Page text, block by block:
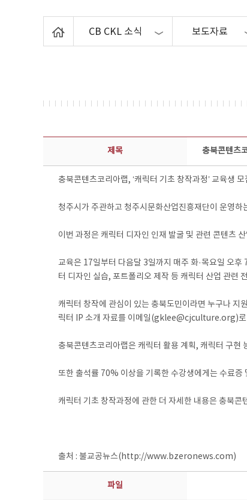
CB CKL 소식 보도자료
보도자료 상세보기 - 제목, 담당부서, 담당자, 담당연락처, 내용, 첨부파일 정보 제공
제목 충북콘텐츠
충북콘텐츠코리아랩, ‘캐릭터 기초 창작과정’ 교육생 모
청주시가 주관하고 청주시문화산업진흥재단이 운영하
이번 과정은 캐릭터 디자인 인재 발굴 및 관련 콘텐츠
교육은 17일부터 다음달 3일까지 매주 화·목요일 오
터 디자인 실습, 포트폴리오 제작 등 캐릭터 산업 관련
캐릭터 창작에 관심이 있는 충북도민이라면 누구나
릭터 IP 소개 자료를 이메일(gklee@cjculture.org)로
충북콘텐츠코리아랩은 캐릭터 활용 계획, 캐릭터 구현
또한 출석률 70% 이상을 기록한 수강생에게는 수료증
캐릭터 기초 창작과정에 관한 더 자세한 내용은 충북
출처 : 불교공뉴스(http://www.bzeronews.com)
파일